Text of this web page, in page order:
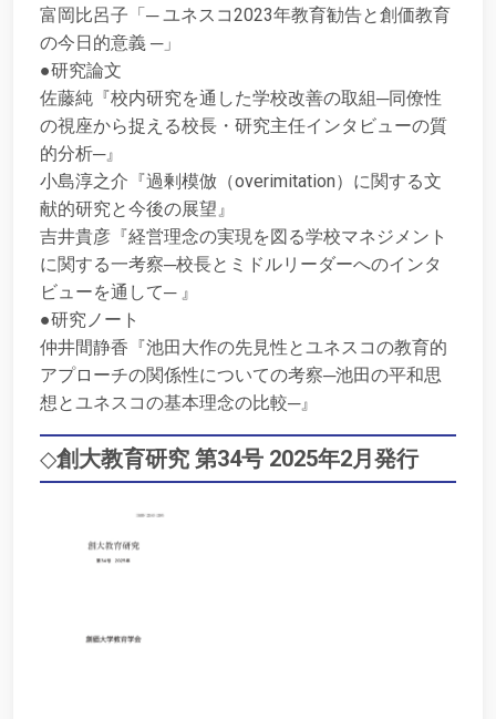
富岡比呂子「─ ユネスコ2023年教育勧告と創価教育
の今日的意義 ─」
●研究論文
佐藤純『校内研究を通した学校改善の取組─同僚性
の視座から捉える校長・研究主任インタビューの質
的分析─』
小島淳之介『過剰模倣（overimitation）に関する文
献的研究と今後の展望』
吉井貴彦『経営理念の実現を図る学校マネジメント
に関する一考察─校長とミドルリーダーへのインタ
ビューを通して─ 』
●研究ノート
仲井間静香『池田大作の先見性とユネスコの教育的
アプローチの関係性についての考察─池田の平和思
想とユネスコの基本理念の比較─』
◇創大教育研究 第34号 2025年2月発行